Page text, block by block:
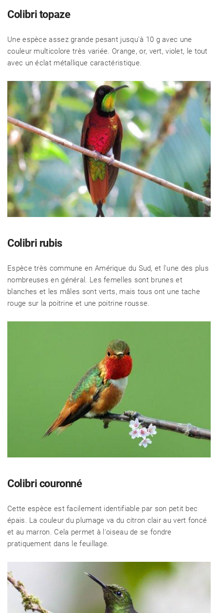
Colibri topaze
Une espèce assez grande pesant jusqu'à 10 g avec une
couleur multicolore très variée. Orange, or, vert, violet, le tout
avec un éclat métallique caractéristique.
Colibri rubis
Espèce très commune en Amérique du Sud, et l'une des plus
nombreuses en général. Les femelles sont brunes et
blanches et les mâles sont verts, mais tous ont une tache
rouge sur la poitrine et une poitrine rousse.
Colibri couronné
Cette espèce est facilement identifiable par son petit bec
épais. La couleur du plumage va du citron clair au vert foncé
et au marron. Cela permet à l'oiseau de se fondre
pratiquement dans le feuillage.